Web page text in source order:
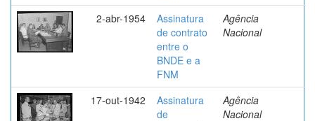
2-abr-1954
Assinatura
de contrato
entre o
BNDE e a
FNM
Agência
Nacional
17-out-1942
Assinatura
de
Agência
Nacional